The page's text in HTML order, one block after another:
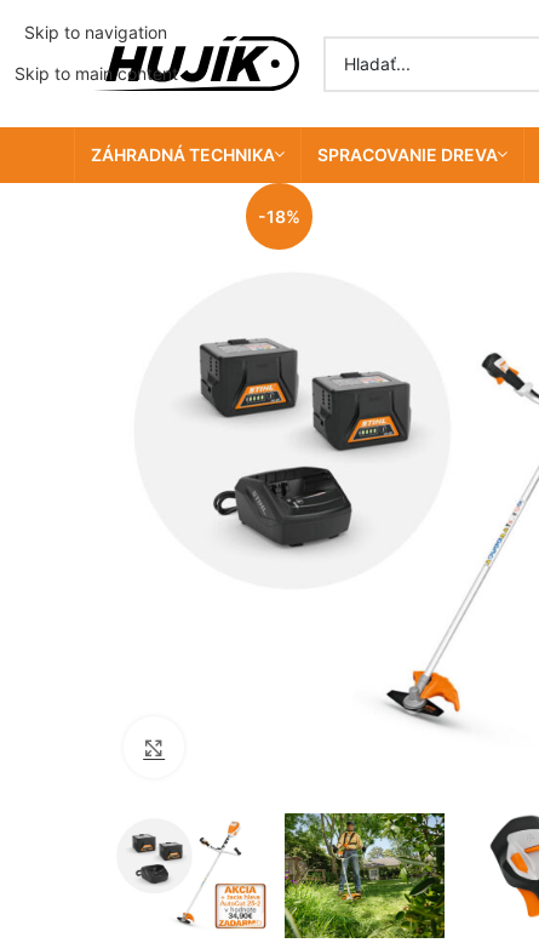
Skip to navigation
Skip to main content
ZÁHRADNÁ TECHNIKA SPRACOVANIE DREVA
-18%